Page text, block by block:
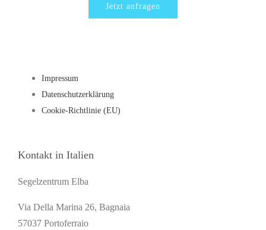
Jetzt anfragen
Impressum
Datenschutzerklärung
Cookie-Richtlinie (EU)
Kontakt in Italien
Segelzentrum Elba
Via Della Marina 26, Bagnaia
57037 Portoferraio